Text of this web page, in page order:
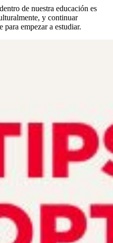
de nuestra educación es
y continuar
para empezar a estudiar.